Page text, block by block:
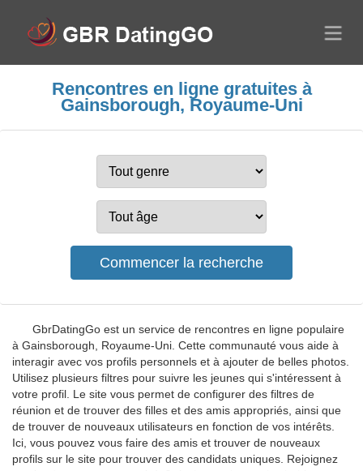
Rencontres en ligne gratuites à
Gainsborough, Royaume-Uni
GbrDatingGo est un service de rencontres en ligne populaire
à Gainsborough, Royaume-Uni. Cette communauté vous aide à
interagir avec vos profils personnels et à ajouter de belles photos.
Utilisez plusieurs filtres pour suivre les jeunes qui s'intéressent à
votre profil. Le site vous permet de configurer des filtres de
réunion et de trouver des filles et des amis appropriés, ainsi que
de trouver de nouveaux utilisateurs en fonction de vos intérêts.
Ici, vous pouvez vous faire des amis et trouver de nouveaux
profils sur le site pour trouver des candidats uniques. Rejoignez